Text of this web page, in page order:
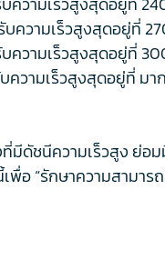
บความเร็วสูงสุดอยู่ที่
ความเร็วสูงสุดอยู่ที่
ความเร็วสูงสุดอยู่ที่ ม
ดัชนีความเร็วสูง ย่อม
พื่อ “รักษาความสามาร